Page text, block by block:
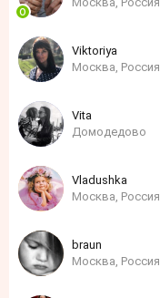
Viktoriya
Москва, Россия
Vita
Домодедово
Vladushka
Москва, Россия
braun
Москва, Россия